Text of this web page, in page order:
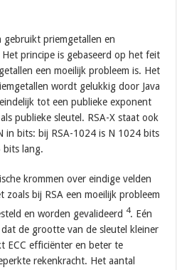
gebruikt priemgetallen en
principe is gebaseerd op het feit
een moeilijk probleem is. Het
wordt gelukkig door Java
tot een publieke exponent
publieke sleutel. RSA-X staat ook
in bits: bij RSA-1024 is N 1024 bits
bits lang.
krommen over eindige velden
zoals bij RSA een moeilijk probleem
en worden gevalideerd4. Eén
de grootte van de sleutel kleiner
ECC efficiënter en beter te
rekenkracht. Het aantal